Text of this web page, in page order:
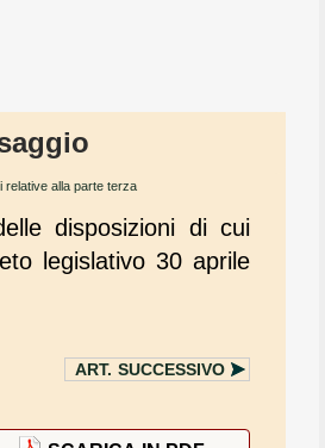
relative alla parte terza
disposizioni di cui
legislativo 30 aprile
ART. SUCCESSIVO